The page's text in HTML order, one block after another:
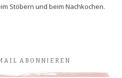
Stöbern und beim Nachkochen.
ABONNIEREN